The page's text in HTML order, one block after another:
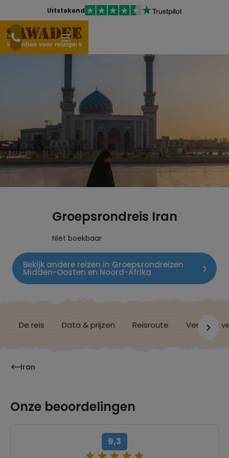
Uitstekend
Groepsrondreis Iran
Niet boekbaar
Bekijk andere reizen in Groepsrondreizen
Midden-Oosten en Noord-Afrika
De reis Data & prijzen Reisroute Verblijf &
Iran
Onze beoordelingen
9,3